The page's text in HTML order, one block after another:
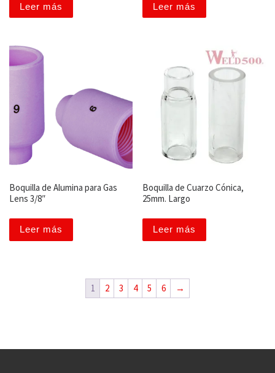
Leer más Leer más
Boquilla de Alumina para Gas
Lens 3/8″
Leer más
Boquilla de Cuarzo Cónica,
25mm. Largo
Leer más
1 2 3 4 5 6 →